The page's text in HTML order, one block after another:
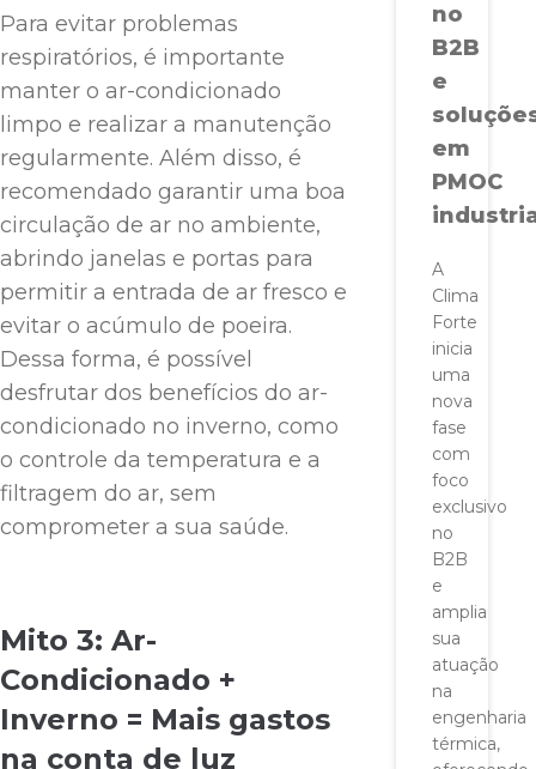
Para evitar problemas
respiratórios, é importante
manter o ar-condicionado
limpo e realizar a manutenção
regularmente. Além disso, é
recomendado garantir uma boa
circulação de ar no ambiente,
abrindo janelas e portas para
permitir a entrada de ar fresco e
evitar o acúmulo de poeira.
Dessa forma, é possível
desfrutar dos benefícios do ar-
condicionado no inverno, como
o controle da temperatura e a
filtragem do ar, sem
comprometer a sua saúde.
Mito 3: Ar-
Condicionado +
Inverno = Mais gastos
na conta de luz
no
B2B
e
em
PMOC
A
Clima
Forte
inicia
uma
nova
fase
com
foco
exclusivo
no
B2B
e
amplia
sua
atuação
na
engenharia
térmica,